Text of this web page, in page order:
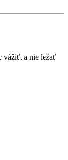
vážiť, a nie ležať